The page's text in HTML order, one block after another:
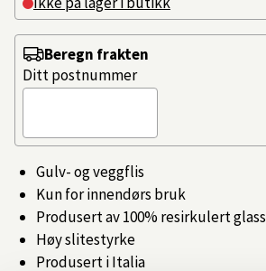
Gulv- og veggflis
Kun for innendørs bruk
Produsert av 100% resirkulert glass
Høy slitestyrke
Produsert i Italia
Beregn frakten
Ditt postnummer